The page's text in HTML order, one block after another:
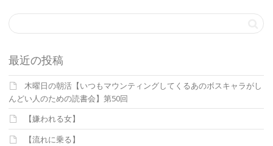
最近の投稿
木曜日の朝活【いつもマウンティングしてくるあのボスキャラがし
んどい人のための読書会】第50回
【嫌われる女】
【流れに乗る】